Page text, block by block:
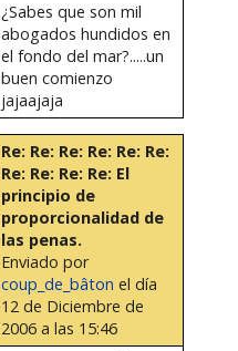
¿Sabes que son mil
abogados hundidos en
el fondo del mar?.....un
buen comienzo
jajaajaja
Re: Re: Re: Re: Re: Re:
Re: Re: Re: Re: El
principio de
proporcionalidad de
las penas.
Enviado por
coup_de_bâton el día
12 de Diciembre de
2006 a las 15:46